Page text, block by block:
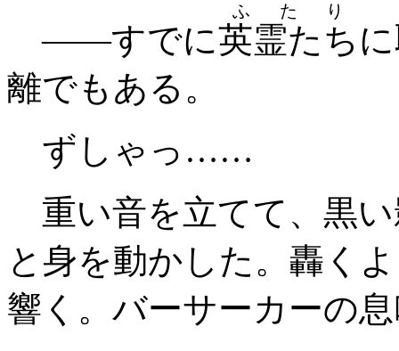
――すでに英霊たち
ふたり
離でもある。
ずしゃっ……
重い音を立てて、黒
と身を動かした。轟く
響く。バーサーカーの